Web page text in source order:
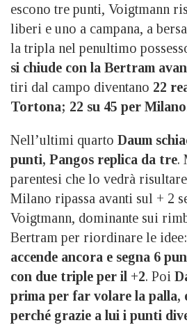
escono tre punti, Voigtmann
liberi e uno a campana, a
la tripla nel penultimo
si chiude con la Bertram
tiri dal campo diventano 22
Tortona; 22 su 45 per Milano
Nell’ultimi quarto Daum
punti, Pangos replica da tre.
parentesi che lo vedrà
Milano ripassa avanti sul + 2
Voigtmann, dominante sui
Bertram per riordinare le idee:
accende ancora e segna 6
con due triple per il +2. Poi
prima per far volare la palla,
perché grazie a lui i punti